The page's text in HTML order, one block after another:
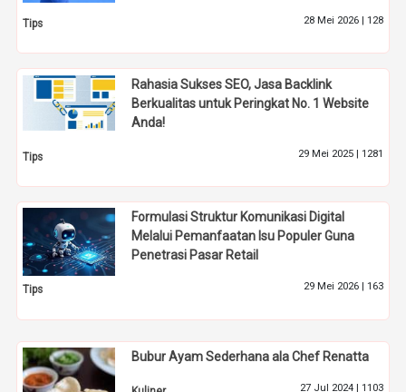
Tips 28 Mei 2026 | 128
Rahasia Sukses SEO, Jasa Backlink
Berkualitas untuk Peringkat No. 1 Website
Anda!
Tips 29 Mei 2025 | 1281
Formulasi Struktur Komunikasi Digital
Melalui Pemanfaatan Isu Populer Guna
Penetrasi Pasar Retail
Tips 29 Mei 2026 | 163
Bubur Ayam Sederhana ala Chef Renatta
27 Jul 2024 | 1103